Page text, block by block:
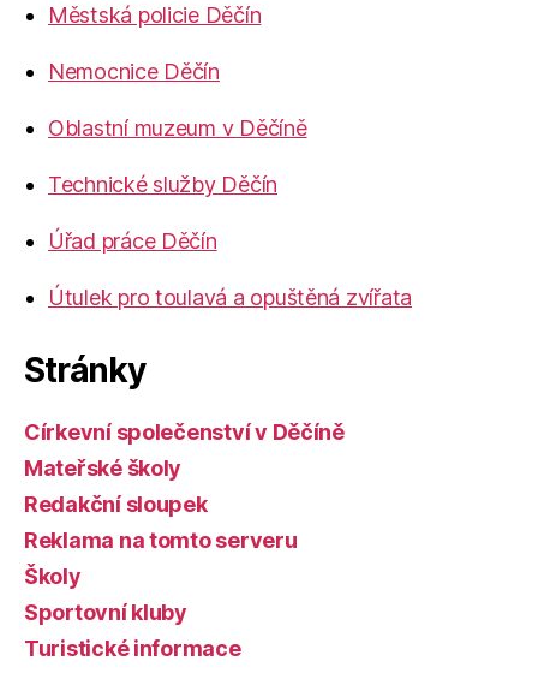
Městská policie Děčín
Nemocnice Děčín
Oblastní muzeum v Děčíně
Technické služby Děčín
Úřad práce Děčín
Útulek pro toulavá a opuštěná zvířata
Stránky
Církevní společenství v Děčíně
Mateřské školy
Redakční sloupek
Reklama na tomto serveru
Školy
Sportovní kluby
Turistické informace